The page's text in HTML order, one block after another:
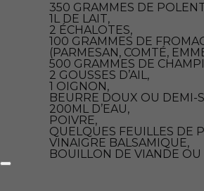
350 GRAMMES DE
1L DE LAIT,
2 ÉCHALOTES,
100 GRAMMES DE
(PARMESAN, COMTÉ,
500 GRAMMES DE
2 GOUSSES D’AIL,
1 OIGNON,
BEURRE DOUX OU DEMI-
200ML D’EAU,
POIVRE,
QUELQUES FEUILLES DE
VINAIGRE BALSAMIQUE,
BOUILLON DE VIANDE OU